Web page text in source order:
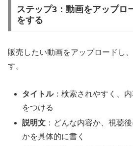
ステップ3：動画をアップロ
をする
販売したい動画をアップロードし
す。
タイトル：検索されやすく、
をつける
説明文 ：どんな内容か、視聴
かを具体的に書く